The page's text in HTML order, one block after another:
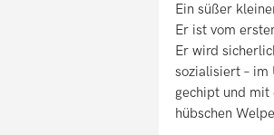
Ein süßer
Er ist vom
Er wird
sozialisiert – im
gechipt und mit
hübschen